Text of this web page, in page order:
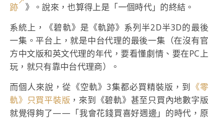
跡
》。說來，也算得上是「一個時代」的終結。
系統上，《碧軌》是《軌跡》系列半2D半3D的最後
一集。平台上，就是中台代理的最後一集（在沒有官
方中文版和英文代理的年代，要看懂劇情、要在PC上
玩，就只有靠中台代理商）。
而個人來說，從《空軌》3集都必買精裝版，到 《零
軌》只買平裝版 ，來到《碧軌》甚至只買內地數字版
就覺得夠了——「我會花錢買喜好週邊」的時代，原